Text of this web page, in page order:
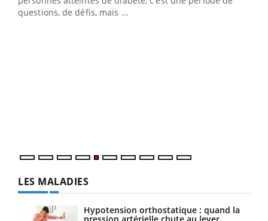
questions, de défis, mais ...
LES MALADIES
Hypotension orthostatique : quand la